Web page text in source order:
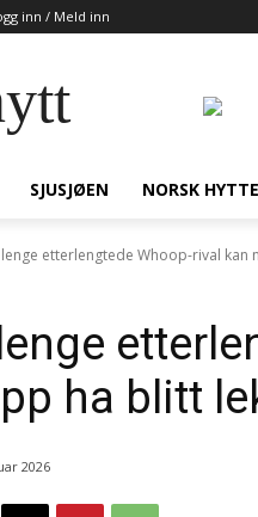
inn / Meld inn
SJUSJØEN NORSK
etterlengtede Whoop-rival kan
ha blitt
2026